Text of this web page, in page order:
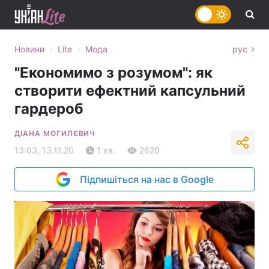
Новини › Lite › Мода рус
"Економимо з розумом": як
створити ефектний капсульний
гардероб
ДІАНА МОГИЛЄВИЧ
13:03, 13.11.20 1 хв. 2620
Підпишіться на нас в Google